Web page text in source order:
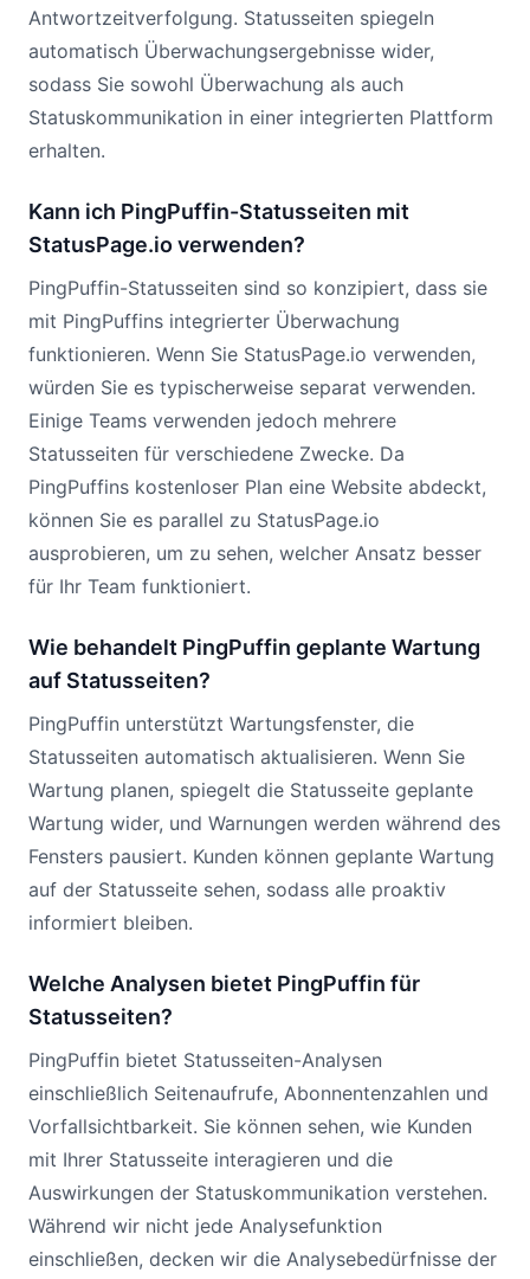
Antwortzeitverfolgung. Statusseiten spiegeln
automatisch Überwachungsergebnisse wider,
sodass Sie sowohl Überwachung als auch
Statuskommunikation in einer integrierten Plattform
erhalten.
Kann ich PingPuffin-Statusseiten mit
StatusPage.io verwenden?
PingPuffin-Statusseiten sind so konzipiert, dass sie
mit PingPuffins integrierter Überwachung
funktionieren. Wenn Sie StatusPage.io verwenden,
würden Sie es typischerweise separat verwenden.
Einige Teams verwenden jedoch mehrere
Statusseiten für verschiedene Zwecke. Da
PingPuffins kostenloser Plan eine Website abdeckt,
können Sie es parallel zu StatusPage.io
ausprobieren, um zu sehen, welcher Ansatz besser
für Ihr Team funktioniert.
Wie behandelt PingPuffin geplante Wartung
auf Statusseiten?
PingPuffin unterstützt Wartungsfenster, die
Statusseiten automatisch aktualisieren. Wenn Sie
Wartung planen, spiegelt die Statusseite geplante
Wartung wider, und Warnungen werden während des
Fensters pausiert. Kunden können geplante Wartung
auf der Statusseite sehen, sodass alle proaktiv
informiert bleiben.
Welche Analysen bietet PingPuffin für
Statusseiten?
PingPuffin bietet Statusseiten-Analysen
einschließlich Seitenaufrufe, Abonnentenzahlen und
Vorfallsichtbarkeit. Sie können sehen, wie Kunden
mit Ihrer Statusseite interagieren und die
Auswirkungen der Statuskommunikation verstehen.
Während wir nicht jede Analysefunktion
einschließen, decken wir die Analysebedürfnisse der